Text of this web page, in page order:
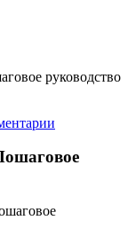
руководство